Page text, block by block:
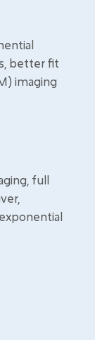
better fit
imaging
full